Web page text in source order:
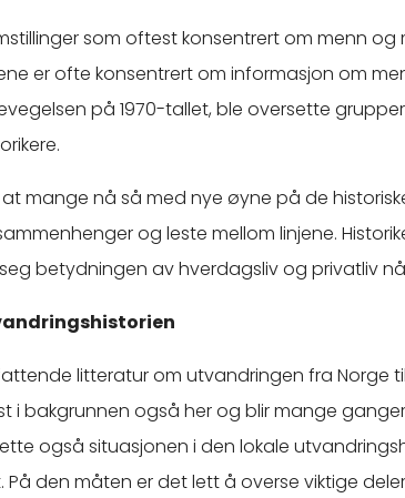
som oftest konsentrert om menn og
er ofte konsentrert om informasjon om
på 1970-tallet, ble oversette
mange nå så med nye øyne på de
og leste mellom linjene.
betydningen av hverdagsliv og privatliv
litteratur om utvandringen fra Norge
i bakgrunnen også her og blir mange
også situasjonen i den lokale
På den måten er det lett å overse viktige